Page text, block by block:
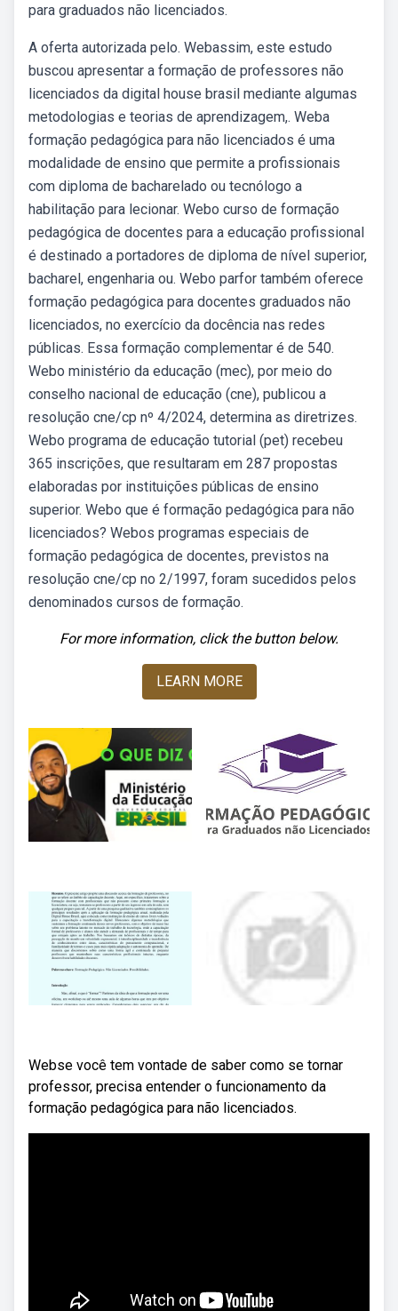
para graduados não licenciados.
A oferta autorizada pelo. Webassim, este estudo
buscou apresentar a formação de professores não
licenciados da digital house brasil mediante algumas
metodologias e teorias de aprendizagem,. Weba
formação pedagógica para não licenciados é uma
modalidade de ensino que permite a profissionais
com diploma de bacharelado ou tecnólogo a
habilitação para lecionar. Webo curso de formação
pedagógica de docentes para a educação profissional
é destinado a portadores de diploma de nível superior,
bacharel, engenharia ou. Webo parfor também oferece
formação pedagógica para docentes graduados não
licenciados, no exercício da docência nas redes
públicas. Essa formação complementar é de 540.
Webo ministério da educação (mec), por meio do
conselho nacional de educação (cne), publicou a
resolução cne/cp nº 4/2024, determina as diretrizes.
Webo programa de educação tutorial (pet) recebeu
365 inscrições, que resultaram em 287 propostas
elaboradas por instituições públicas de ensino
superior. Webo que é formação pedagógica para não
licenciados? Webos programas especiais de
formação pedagógica de docentes, previstos na
resolução cne/cp no 2/1997, foram sucedidos pelos
denominados cursos de formação.
For more information, click the button below.
LEARN MORE
Webse você tem vontade de saber como se tornar
professor, precisa entender o funcionamento da
formação pedagógica para não licenciados.